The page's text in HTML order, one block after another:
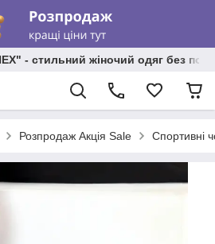
- стильний жіночий одяг без
Розпродаж Акція Sale Спортивні